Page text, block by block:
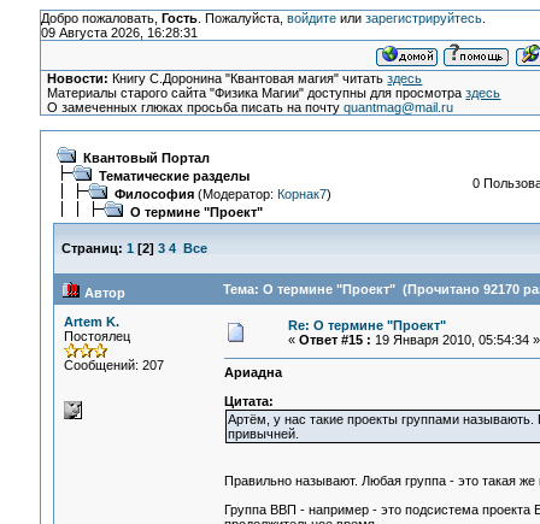
Добро пожаловать, Гость. Пожалуйста, войдитеили зарегистрируйтесь.
09 Августа 2026, 16:28:31
Новости: Книгу С.Доронина "Квантовая магия" читатьздесь
Материалы старого сайта "Физика Магии" доступны для просмотраздесь
О замеченных глюках просьба писать на почтуquantmag@mail.ru
Квантовый Портал
Тематические разделы
Философия(Модератор: Корнак7)
О термине "Проект"
0
Страниц: 1 [2] 3 4 Все
Автор Тема: О термине "Проект" (Прочитано 92170
Artem K.
Постоялец
Сообщений: 207
Re: О термине "Проект"
« Ответ #15 : 19 Января 2010, 05:54:34 »
Ариадна
Цитата:
Артём, у нас такие проекты группами
привычней.
Правильно называют. Любая группа - это такая
Группа ВВП - например - это подсистема